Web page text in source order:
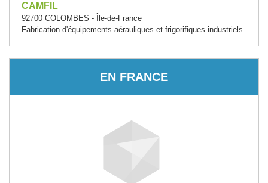
CAMFIL
92700 COLOMBES - Île-de-France
Fabrication d'équipements aérauliques et frigorifiques industriels
EN FRANCE